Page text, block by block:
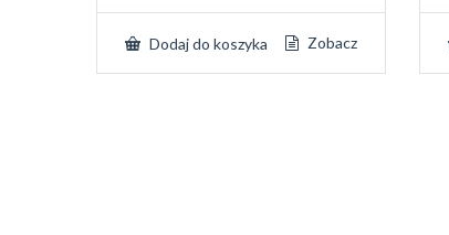
Dodaj do koszyka Zobacz